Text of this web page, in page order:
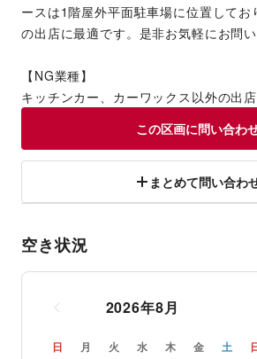
ースは1階屋外平面駐車場に位置して
の出店に最適です。是非お気軽にお問い
【NG業種】
キッチンカー、カーワックス以外の出店
この区画に問い合わ
まとめて問い合わ
空き状況
2026年8月
日 月 火 水 木 金 土